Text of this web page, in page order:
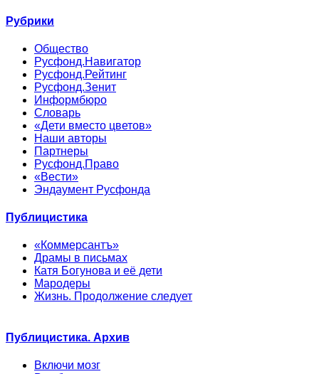
Рубрики
Общество
Русфонд.Навигатор
Русфонд.Рейтинг
Русфонд.Зенит
Информбюро
Словарь
«Дети вместо цветов»
Наши авторы
Партнеры
Русфонд.Право
«Вести»
Эндаумент Русфонда
Публицистика
«Коммерсантъ»
Драмы в письмах
Катя Богунова и её дети
Мародеры
Жизнь. Продолжение следует
Публицистика. Архив
Включи мозг